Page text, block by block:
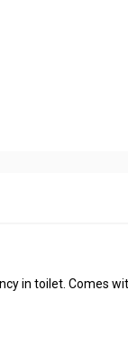
in toilet. Comes